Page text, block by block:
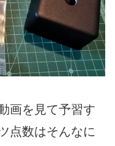
画を見て予習す
点数はそんなに